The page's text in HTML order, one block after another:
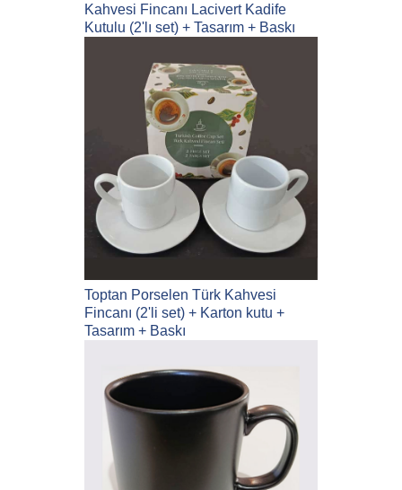
Kahvesi Fincanı Lacivert Kadife
Kutulu (2'lı set) + Tasarım + Baskı
Toptan Porselen Türk Kahvesi
Fincanı (2'li set) + Karton kutu +
Tasarım + Baskı